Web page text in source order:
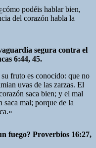
podéis hablar bien,
del corazón habla la
segura contra el
6:44, 45.
fruto es conocido: que no
uvas de las zarzas. El
saca bien; y el mal
saca mal; porque de la
fuego? Proverbios 16:27,